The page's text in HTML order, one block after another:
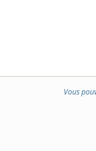
Vous